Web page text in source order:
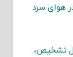
هوای سرد
تشخیص،